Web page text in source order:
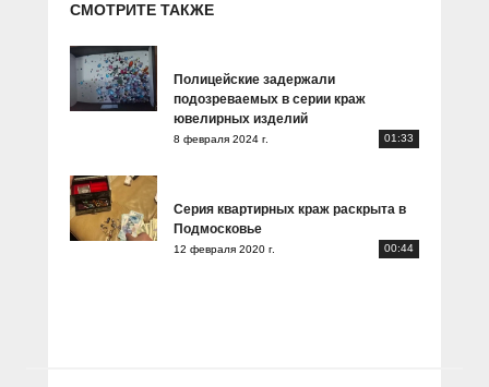
СМОТРИТЕ ТАКЖЕ
Полицейские задержали
подозреваемых в серии краж
ювелирных изделий
8 февраля 2024 г. 01:33
Серия квартирных краж раскрыта в
Подмосковье
12 февраля 2020 г. 00:44